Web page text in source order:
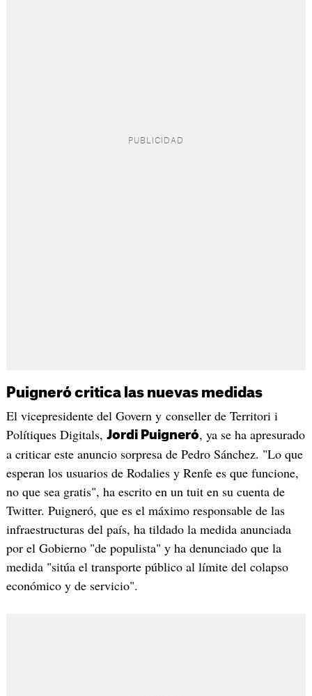
Puigneró critica las nuevas medidas
El vicepresidente del Govern y conseller de Territori i
Polítiques Digitals, Jordi Puigneró, ya se ha apresurado
a criticar este anuncio sorpresa de Pedro Sánchez. "Lo que
esperan los usuarios de Rodalies y Renfe es que funcione,
no que sea gratis", ha escrito en un tuit en su cuenta de
Twitter. Puigneró, que es el máximo responsable de las
infraestructuras del país, ha tildado la medida anunciada
por el Gobierno "de populista" y ha denunciado que la
medida "sitúa el transporte público al límite del colapso
económico y de servicio".